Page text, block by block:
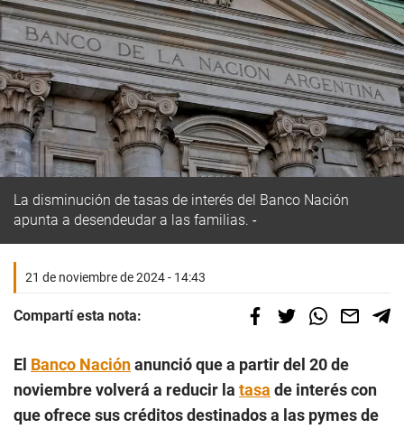
La disminución de tasas de interés del Banco Nación
apunta a desendeudar a las familias.
21 de noviembre de 2024 - 14:43
Compartí esta nota:
El Banco Naciónanunció que a partir del 20 de
noviembre volverá a reducir la tasa de interés con
que ofrece sus créditos destinados a las pymes de